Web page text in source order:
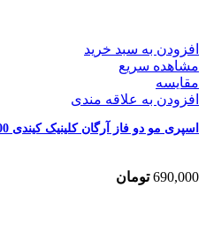
افزودن به سبد خرید
مشاهده سریع
مقایسه
افزودن به علاقه مندی
اسپری مو دو فاز آرگان کلینیک کیندی 400 میل
690,000 تومان